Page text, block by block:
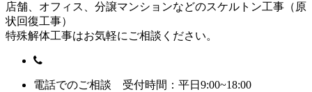
店舗、オフィス、分譲マンションなどのスケルトン工事（原
状回復工事）
特殊解体工事はお気軽にご相談ください。
電話でのご相談 受付時間：平日9:00~18:00